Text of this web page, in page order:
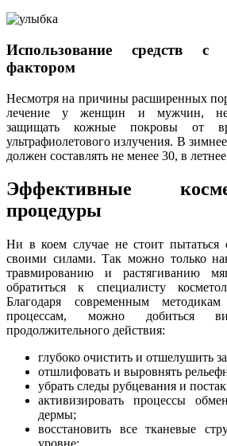
Использование средств с
фактором
Несмотря на причины расширенных
лечение у женщин и мужчин,
защищать кожные покровы от
ультрафиолетового излучения. В
должен составлять не менее 30, в
Эффективные
процедуры
Ни в коем случае не стоит пытаться
своими силами. Так можно только
травмированию и растягиванию
обратиться к специалисту
Благодаря современным
процессам, можно добиться
продолжительного действия:
глубоко очистить и отшелушить
отшлифовать и выровнять
убрать следы рубцевания и
активизировать процессы
дермы;
восстановить все тканевые